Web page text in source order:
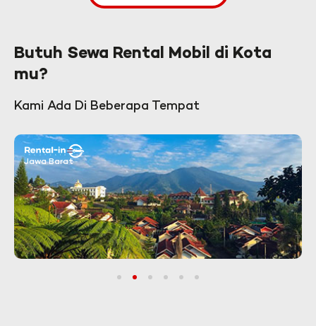
Butuh Sewa Rental Mobil di Kota
mu?
Kami Ada Di Beberapa Tempat
Jawa Barat
3 4 5 6